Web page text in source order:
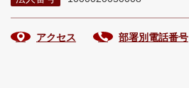
アクセス 部署別電話番号